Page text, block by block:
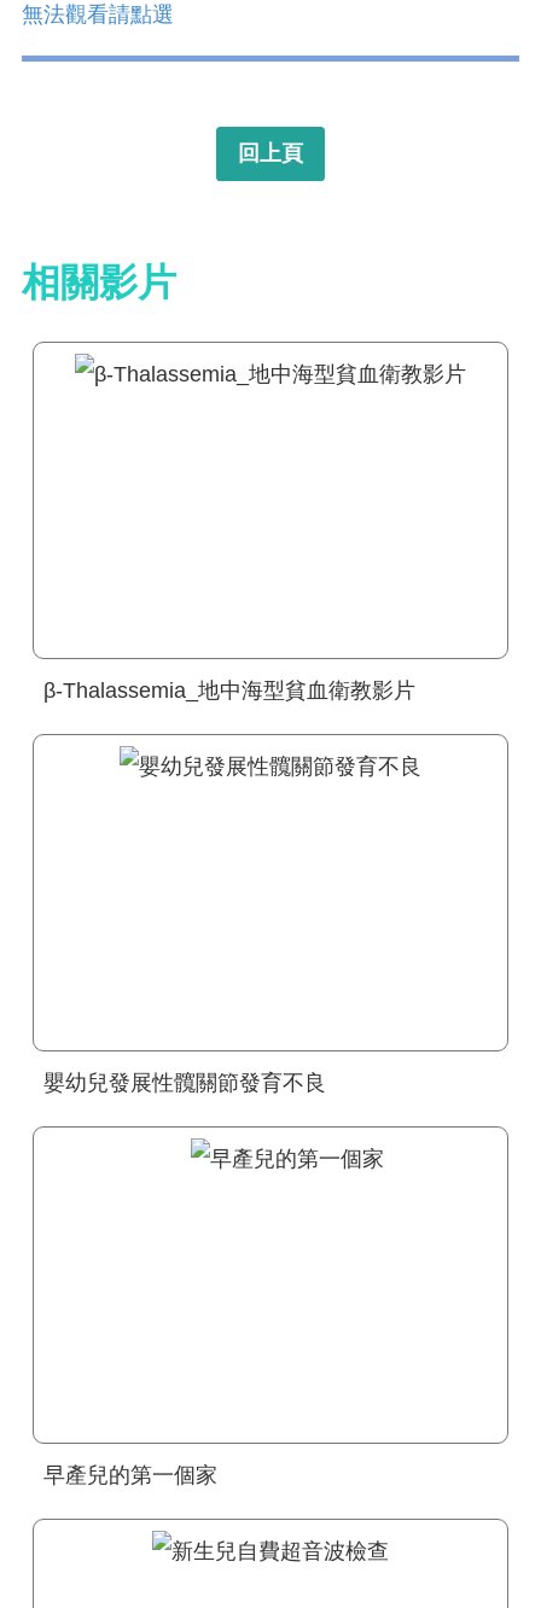
無法觀看請點選
回上頁
相關影片
β-Thalassemia_地中海型貧血衛教影片
嬰幼兒發展性髖關節發育不良
早產兒的第一個家